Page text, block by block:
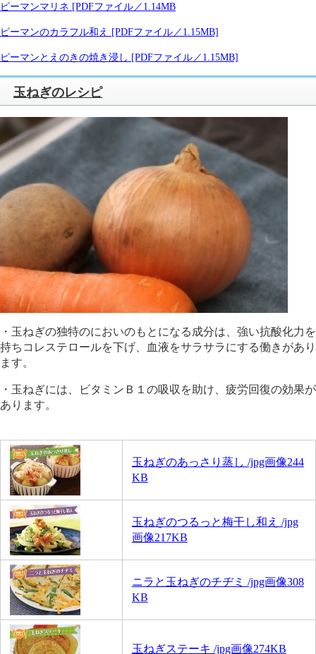
ピーマンマリネ [PDFファイル／1.14MB
ピーマンのカラフル和え [PDFファイル／1.15MB]
ピーマンとえのきの焼き浸し [PDFファイル／1.15MB]
玉ねぎのレシピ
・玉ねぎの独特のにおいのもとになる成分は、強い抗酸化力を
持ちコレステロールを下げ、血液をサラサラにする働きがあり
ます。
・玉ねぎには、ビタミンＢ１の吸収を助け、疲労回復の効果が
あります。
玉ねぎのあっさり蒸し /jpg画像244
KB
玉ねぎのつるっと梅干し和え /jpg
画像217KB
ニラと玉ねぎのチヂミ /jpg画像308
KB
玉ねぎステーキ /jpg画像274KB